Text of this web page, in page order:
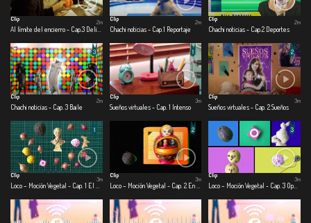
Clip
2m
Clip
Chachi noticias - Cap.1 Reportaje
2m
Clip
Chachi noticias - Cap.2 Deportes
2m
Clip
Chachi noticias - Cap. 3 Baile
2m
Clip
Sueños virtuales - Cap. 1 Intenso
3m
Clip
Sueños virtuales - Cap. 2 Sueños
3m
Clip
3m
Clip
3m
Clip
3m